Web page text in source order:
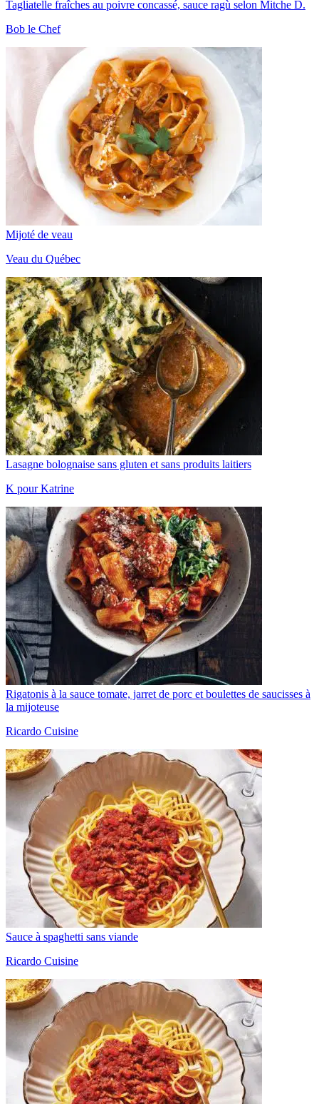
Tagliatelle fraîches au poivre concassé, sauce ragù selon Mitche D.
Bob le Chef
Mijoté de veau
Veau du Québec
Lasagne bolognaise sans gluten et sans produits laitiers
K pour Katrine
Rigatonis à la sauce tomate, jarret de porc et boulettes de saucisses à
la mijoteuse
Ricardo Cuisine
Sauce à spaghetti sans viande
Ricardo Cuisine